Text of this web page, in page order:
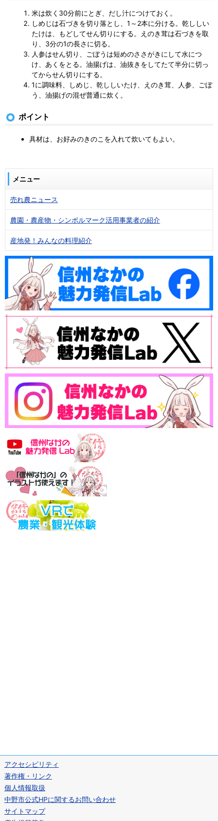
米は炊く30分前にとぎ、だし汁につけておく。
しめじは石づきを切り落とし、1～2本に分ける。乾ししい
たけは、もどしてせん切りにする。えのき茸は石づきを取
り、3分の1の長さに切る。
人参はせん切り、ごぼうは短めのささがきにして水につ
け、あくをとる。油揚げは、油抜きをしてたて半分に切っ
てからせん切りにする。
1に調味料、しめじ、乾ししいたけ、えのき茸、人参、ごぼ
う、油揚げの混ぜ普通に炊く。
ポイント
具材は、お好みのきのこを入れて炊いてもよい。
メニュー
売れ農ニュース
農園・農産物・シンボルマーク活用事業者の紹介
産地発！みんなの料理紹介
アクセシビリティ
著作権・リンク
個人情報取扱
中野市公式HPに関するお問い合わせ
サイトマップ